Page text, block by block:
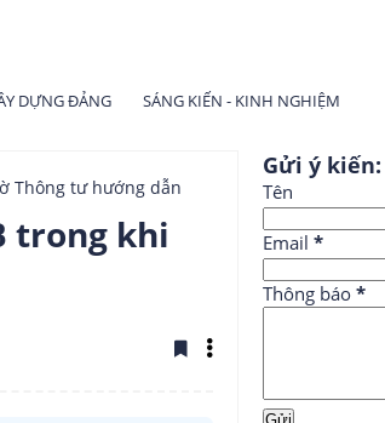
DỰNG ĐẢNG SÁNG KIẾN - KINH NGHIỆM
Thông tư hướng dẫn
trong khi
Gửi ý kiến:
Tên
Email *
Thông báo *